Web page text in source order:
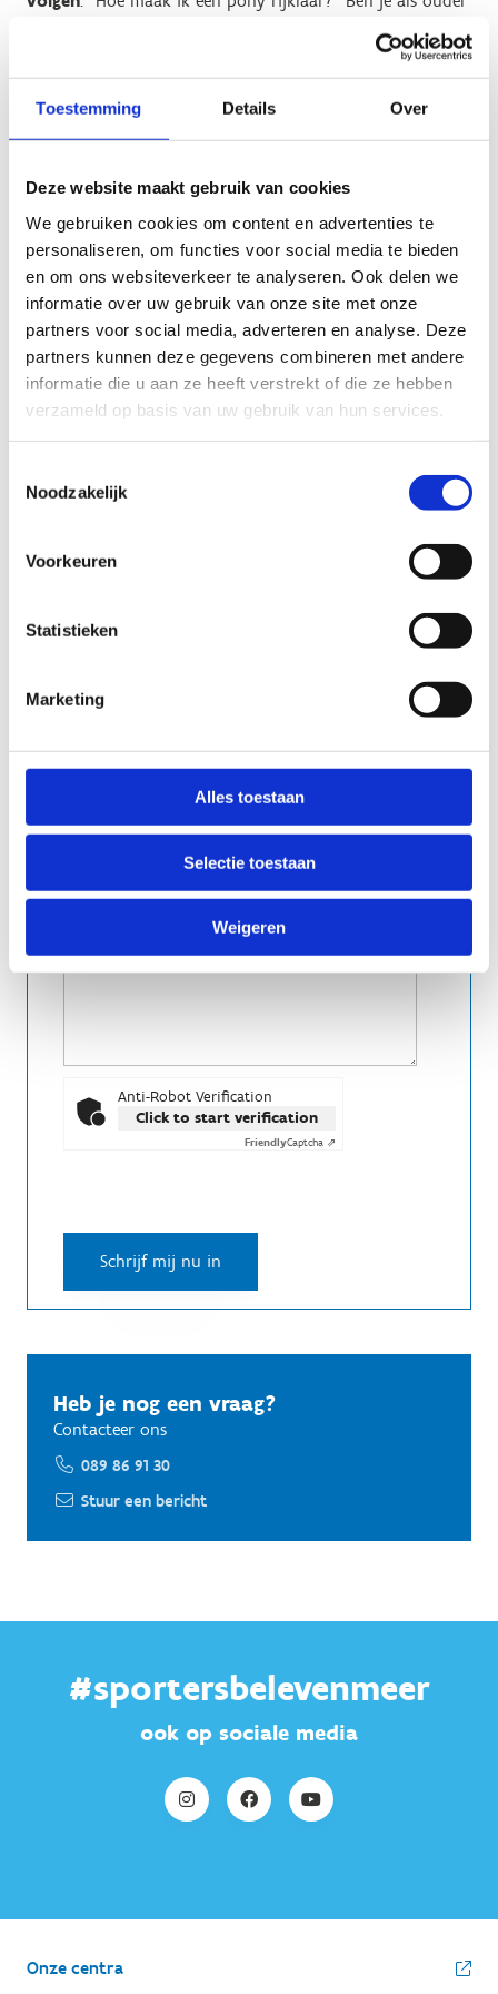
Toestemming Details Over
Deze website maakt gebruik van cookies
We gebruiken cookies om content en advertenties te
personaliseren, om functies voor social media te bieden
en om ons websiteverkeer te analyseren. Ook delen we
informatie over uw gebruik van onze site met onze
partners voor social media, adverteren en analyse. Deze
partners kunnen deze gegevens combineren met andere
informatie die u aan ze heeft verstrekt of die ze hebben
verzameld op basis van uw gebruik van hun services.
Noodzakelijk
Voorkeuren
Statistieken
Marketing
Alles toestaan
Selectie toestaan
Weigeren
benieuwd hoe je een pony of paard op de juiste manier
benadert en begeleidt? Of wil je leren hoe je jouw
(klein)kind kunt helpen bij het opzadelen? Dan is dit dé
kans voor jou.
miniworkshop is volledig gratis. Inschrijven vooraf is
Inschrijfformulier
Schrijf mij in voor:
Mini-opleiding 31 augustus 2026 (van
Anti-Robot Verification
Click to start verification
FriendlyCaptcha ⇗
Heb je nog een vraag?
Contacteer ons
089 86 91 30
Stuur een bericht
#sportersbelevenmeer
ook op sociale media
Onze centra